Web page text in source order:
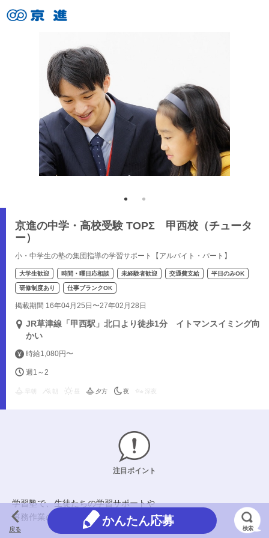
京進の中学・高校受験 TOPΣ 甲西校（チュータ
ー）
小・中学生の塾の集団指導の学習サポート【アルバイト・パート】
大学生歓迎 時間・曜日応相談 未経験者歓迎 交通費支給 平日のみOK
研修制度あり 仕事ブランクOK
掲載期間 16年04月25日〜27年02月28日
JR草津線「甲西駅」北口より徒歩1分 イトマンスイミング向
かい
時給1,080円〜
週1～2
夕方 夜 深夜
注目ポイント
学習塾で、生徒たちの学習サポートや
事務作業のお手伝いをするお仕事です。
戻る
かんたん応募
検索